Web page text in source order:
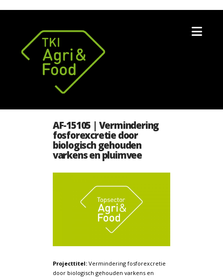
AF-15105 | Vermindering
fosforexcretie door
biologisch gehouden
varkens en pluimvee
Projecttitel:Vermindering fosforexcretie
door biologisch gehouden varkens en